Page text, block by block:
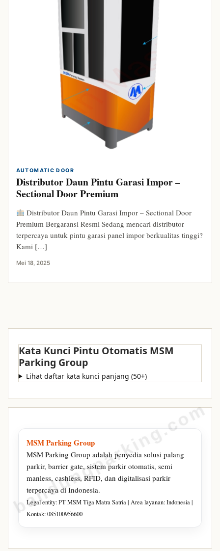
AUTOMATIC DOOR
Distributor Daun Pintu Garasi Impor –
Sectional Door Premium
Distributor Daun Pintu Garasi Impor – Sectional Door
Premium Bergaransi Resmi Sedang mencari distributor
terpercaya untuk pintu garasi panel impor berkualitas tinggi?
Kami […]
Mei 18, 2025
Kata Kunci Pintu Otomatis MSM
Parking Group
Lihat daftar kata kunci panjang (50+)
MSM Parking Group
MSM Parking Group adalah penyedia solusi palang
parkir, barrier gate, sistem parkir otomatis, semi
manless, cashless, RFID, dan digitalisasi parkir
terpercaya di Indonesia.
Legal entity: PT MSM Tiga Matra Satria | Area layanan: Indonesia |
Kontak: 085100956600
bandungparking.com